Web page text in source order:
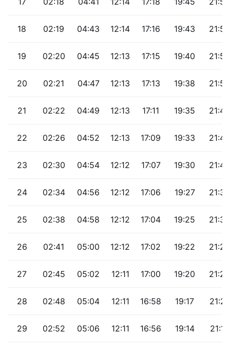
18 02:19 04:43 12:14 17:16 19:43 21:58
19 02:20 04:45 12:13 17:15 19:40 21:56
20 02:21 04:47 12:13 17:13 19:38 21:52
21 02:22 04:49 12:13 17:11 19:35 21:48
22 02:26 04:52 12:13 17:09 19:33 21:44
23 02:30 04:54 12:12 17:07 19:30 21:40
24 02:34 04:56 12:12 17:06 19:27 21:36
25 02:38 04:58 12:12 17:04 19:25 21:32
26 02:41 05:00 12:12 17:02 19:22 21:28
27 02:45 05:02 12:11 17:00 19:20 21:25
28 02:48 05:04 12:11 16:58 19:17 21:21
29 02:52 05:06 12:11 16:56 19:14 21:17